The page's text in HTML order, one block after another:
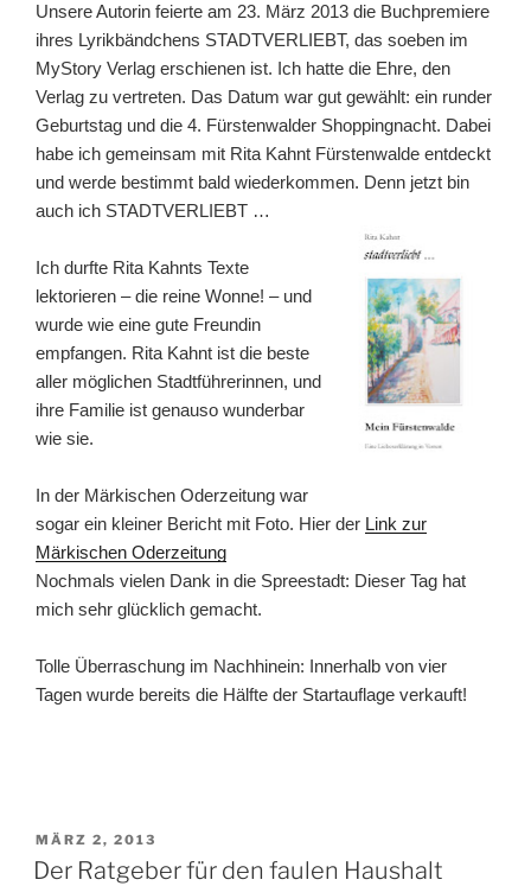
Unsere Autorin feierte am 23. März 2013 die Buchpremiere
ihres Lyrikbändchens STADTVERLIEBT, das soeben im
MyStory Verlag erschienen ist. Ich hatte die Ehre, den
Verlag zu vertreten. Das Datum war gut gewählt: ein runder
Geburtstag und die 4. Fürstenwalder Shoppingnacht. Dabei
habe ich gemeinsam mit Rita Kahnt Fürstenwalde entdeckt
und werde bestimmt bald wiederkommen. Denn jetzt bin
auch ich STADTVERLIEBT …
Ich durfte Rita Kahnts Texte
lektorieren – die reine Wonne! – und
wurde wie eine gute Freundin
empfangen. Rita Kahnt ist die beste
aller möglichen Stadtführerinnen, und
ihre Familie ist genauso wunderbar
wie sie.
In der Märkischen Oderzeitung war
sogar ein kleiner Bericht mit Foto. Hier der Link zur
Märkischen Oderzeitung
Nochmals vielen Dank in die Spreestadt: Dieser Tag hat
mich sehr glücklich gemacht.
Tolle Überraschung im Nachhinein: Innerhalb von vier
Tagen wurde bereits die Hälfte der Startauflage verkauft!
VERÖFFENTLICHT
AM
MÄRZ 2, 2013
Der Ratgeber für den faulen Haushalt